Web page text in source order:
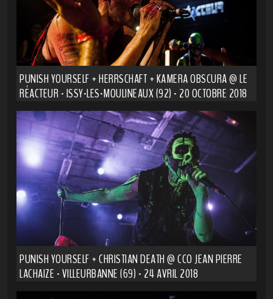
PUNISH YOURSELF + HERRSCHAFT + KAMERA OBSCURA @ LE
RÉACTEUR - ISSY-LES-MOULINEAUX (92) - 20 OCTOBRE 2018
PUNISH YOURSELF + CHRISTIAN DEATH @ CCO JEAN PIERRE
LACHAIZE - VILLEURBANNE (69) - 24 AVRIL 2018